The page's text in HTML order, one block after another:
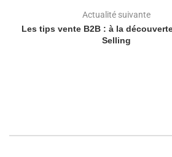
Actualité suivante
Les tips vente B2B : à la
Selling